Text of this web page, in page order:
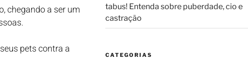
chegando a ser um
pets contra a
tabus! Entenda sobre puberdade, cio e
castração
CATEGORIAS